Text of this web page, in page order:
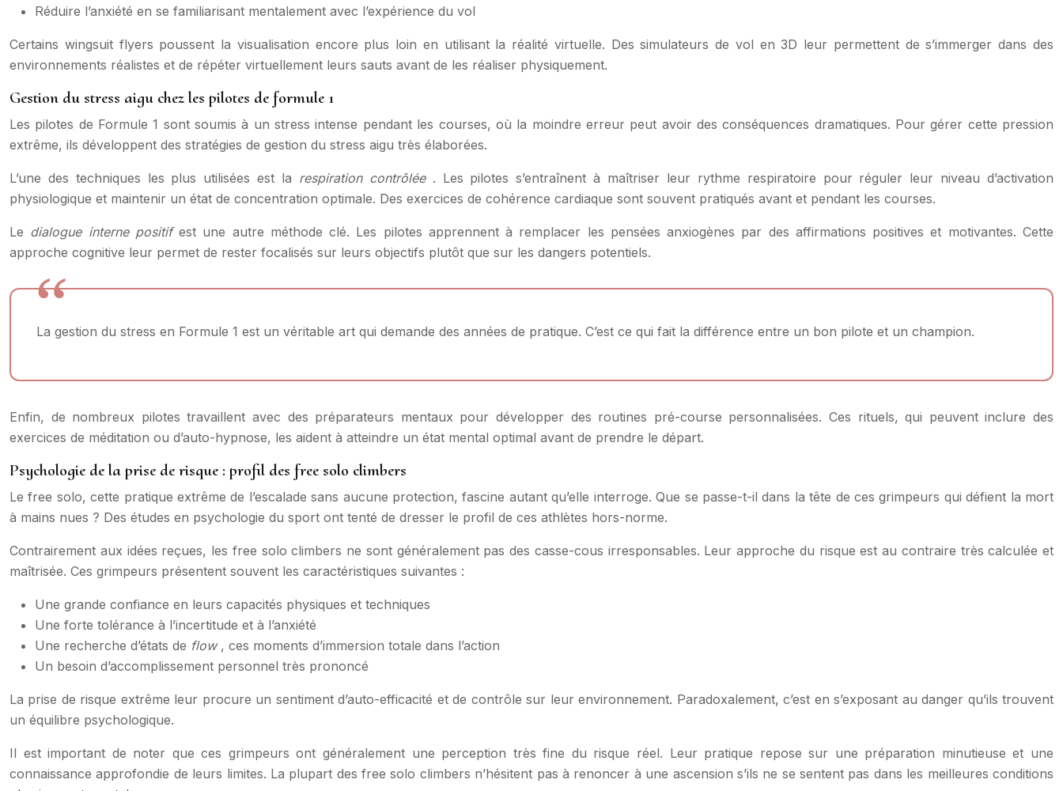
Réduire l’anxiété en se familiarisant mentalement avec l’expérience du vol
Certains wingsuit flyers poussent la visualisation encore plus loin en utilisant la réalité virtuelle. Des simulateurs de vol en 3D leur permettent de s’immerger dans des
environnements réalistes et de répéter virtuellement leurs sauts avant de les réaliser physiquement.
Gestion du stress aigu chez les pilotes de formule 1
Les pilotes de Formule 1 sont soumis à un stress intense pendant les courses, où la moindre erreur peut avoir des conséquences dramatiques. Pour gérer cette pression
extrême, ils développent des stratégies de gestion du stress aigu très élaborées.
L’une des techniques les plus utilisées est la respiration contrôlée . Les pilotes s’entraînent à maîtriser leur rythme respiratoire pour réguler leur niveau d’activation
physiologique et maintenir un état de concentration optimale. Des exercices de cohérence cardiaque sont souvent pratiqués avant et pendant les courses.
Le dialogue interne positifest une autre méthode clé. Les pilotes apprennent à remplacer les pensées anxiogènes par des affirmations positives et motivantes. Cette
approche cognitive leur permet de rester focalisés sur leurs objectifs plutôt que sur les dangers potentiels.
La gestion du stress en Formule 1 est un véritable art qui demande des années de pratique. C’est ce qui fait la différence entre un bon pilote et un champion.
Enfin, de nombreux pilotes travaillent avec des préparateurs mentaux pour développer des routines pré-course personnalisées. Ces rituels, qui peuvent inclure des
exercices de méditation ou d’auto-hypnose, les aident à atteindre un état mental optimal avant de prendre le départ.
Psychologie de la prise de risque : profil des free solo climbers
Le free solo, cette pratique extrême de l’escalade sans aucune protection, fascine autant qu’elle interroge. Que se passe-t-il dans la tête de ces grimpeurs qui défient la mort
à mains nues ? Des études en psychologie du sport ont tenté de dresser le profil de ces athlètes hors-norme.
Contrairement aux idées reçues, les free solo climbers ne sont généralement pas des casse-cous irresponsables. Leur approche du risque est au contraire très calculée et
maîtrisée. Ces grimpeurs présentent souvent les caractéristiques suivantes :
Une grande confiance en leurs capacités physiques et techniques
Une forte tolérance à l’incertitude et à l’anxiété
Une recherche d’états de flow , ces moments d’immersion totale dans l’action
Un besoin d’accomplissement personnel très prononcé
La prise de risque extrême leur procure un sentiment d’auto-efficacité et de contrôle sur leur environnement. Paradoxalement, c’est en s’exposant au danger qu’ils trouvent
un équilibre psychologique.
Il est important de noter que ces grimpeurs ont généralement une perception très fine du risque réel. Leur pratique repose sur une préparation minutieuse et une
connaissance approfondie de leurs limites. La plupart des free solo climbers n’hésitent pas à renoncer à une ascension s’ils ne se sentent pas dans les meilleures conditions